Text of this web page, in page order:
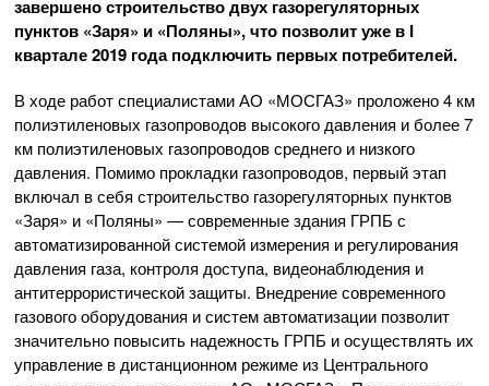
завершено строительство двух газорегуляторных
пунктов «Заря» и «Поляны», что позволит уже в I
квартале 2019 года подключить первых потребителей.
В ходе работ специалистами АО «МОСГАЗ» проложено 4 км
полиэтиленовых газопроводов высокого давления и более 7
км полиэтиленовых газопроводов среднего и низкого
давления. Помимо прокладки газопроводов, первый этап
включал в себя строительство газорегуляторных пунктов
«Заря» и «Поляны» — современные здания ГРПБ с
автоматизированной системой измерения и регулирования
давления газа, контроля доступа, видеонаблюдения и
антитеррористической защиты. Внедрение современного
газового оборудования и систем автоматизации позволит
значительно повысить надежность ГРПБ и осуществлять их
управление в дистанционном режиме из Центрального